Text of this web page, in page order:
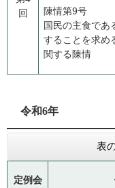
回
陳情第9号
国民の主食であ
することを求め
関する陳情
令和6年
表
定例会